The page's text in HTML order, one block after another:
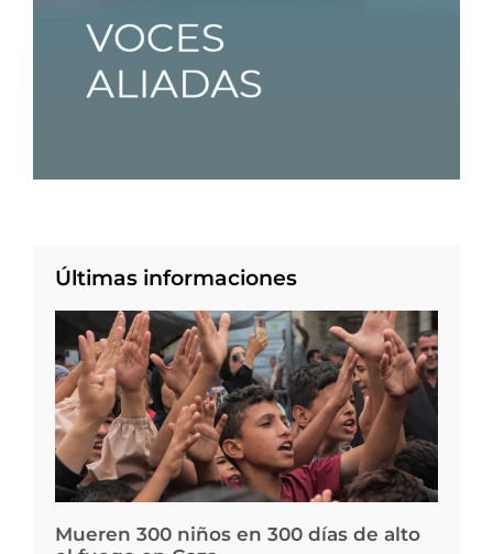
Últimas informaciones
Mueren 300 niños en 300 días de alto